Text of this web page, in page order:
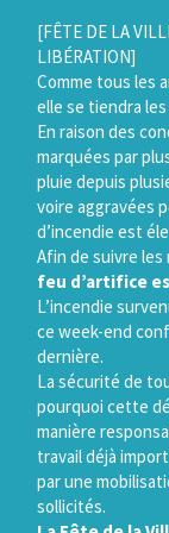
[FÊTE DE LA
LIBÉRATION]
Comme tous les
elle se tiendra les
En raison des
marquées par
pluie depuis
voire aggravées
d’incendie est
Afin de suivre les
feu d’artifice
L’incendie
ce week-end
dernière.
La sécurité de
pourquoi cette
manière
travail déjà
par une
sollicités.